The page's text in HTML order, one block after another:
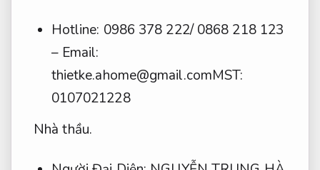
Hotline: 0986 378 222/ 0868 218 123
– Email:
thietke.ahome@gmail.comMST:
0107021228
Nhà thầu.